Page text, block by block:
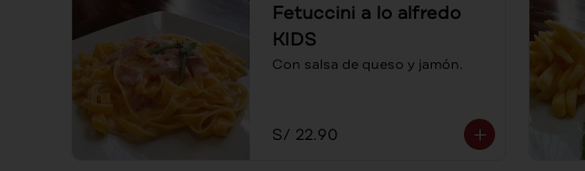
Fetuccini a lo alfredo
KIDS
Con salsa de queso y jamón.
S/ 22.90